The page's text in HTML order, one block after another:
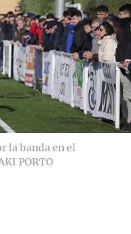
la banda en el
PORTO